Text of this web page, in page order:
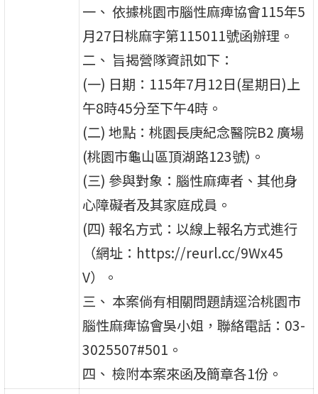
一、 依據桃園市腦性麻痺協會115年5
月27日桃麻字第115011號函辦理。
二、 旨揭營隊資訊如下：
(一) 日期：115年7月12日(星期日)上
午8時45分至下午4時。
(二) 地點：桃園長庚紀念醫院B2 廣場
(桃園市龜山區頂湖路123號)。
(三) 參與對象：腦性麻痺者、其他身
心障礙者及其家庭成員。
(四) 報名方式：以線上報名方式進行
（網址：https://reurl.cc/9Wx45
V）。
三、 本案倘有相關問題請逕洽桃園市
腦性麻痺協會吳小姐，聯絡電話：03-
3025507#501。
四、 檢附本案來函及簡章各1份。